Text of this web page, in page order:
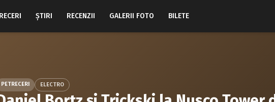
ŞTIRI RECENZII GALERII FOTO BILETE
PETRECERI ELECTRO